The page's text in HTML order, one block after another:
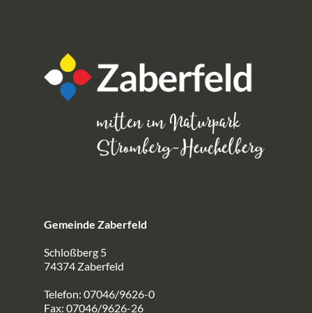
Gemeinde Zaberfeld
Schloßberg 5
74374 Zaberfeld
Telefon: 07046/9626-0
Fax: 07046/9626-26